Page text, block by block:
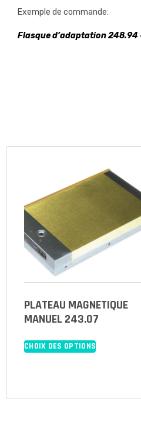
Exemple de commande:
Flasque d’adaptation 248.94
PLATEAU MAGNETIQUE
MANUEL 243.07
CHOIX DES OPTIONS